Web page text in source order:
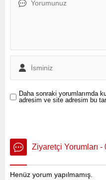
Daha sonraki yorumlarımda
adresim ve site adresim bu
Ziyaretçi Yorumları -
Henüz yorum yapılmamış.